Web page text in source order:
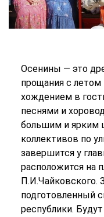
Осенины — это
прощания с летом
хождением в
песнями и
большим и ярким
коллективов по
завершится у
расположится на
П.И.Чайковского.
подготовленный
республики.